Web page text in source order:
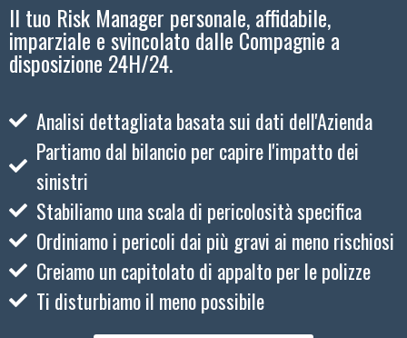
Il tuo Risk Manager personale, affidabile,
imparziale e svincolato dalle Compagnie a
disposizione 24H/24.
Analisi dettagliata basata sui dati dell'Azienda
Partiamo dal bilancio per capire l'impatto dei
sinistri
Stabiliamo una scala di pericolosità specifica
Ordiniamo i pericoli dai più gravi ai meno rischiosi
Creiamo un capitolato di appalto per le polizze
Ti disturbiamo il meno possibile